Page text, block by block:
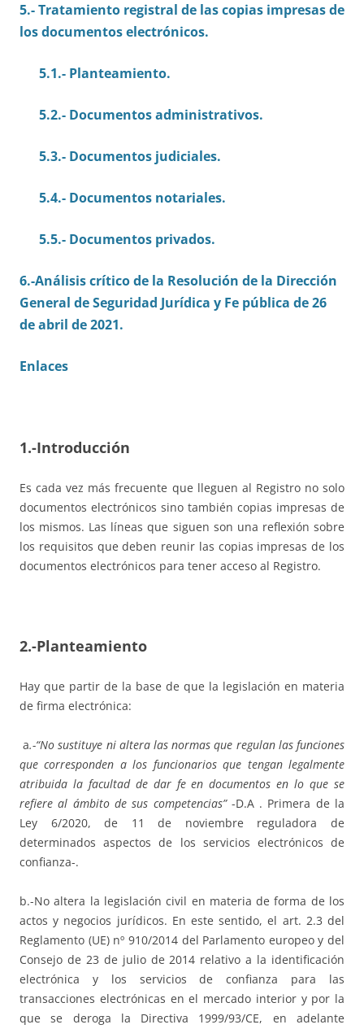
5.- Tratamiento registral de las copias impresas de
los documentos electrónicos.
5.1.- Planteamiento.
5.2.- Documentos administrativos.
5.3.- Documentos judiciales.
5.4.- Documentos notariales.
5.5.- Documentos privados.
6.-Análisis crítico de la Resolución de la Dirección
General de Seguridad Jurídica y Fe pública de 26
de abril de 2021.
Enlaces
1.-Introducción
Es cada vez más frecuente que lleguen al Registro no solo
documentos electrónicos sino también copias impresas de
los mismos. Las líneas que siguen son una reflexión sobre
los requisitos que deben reunir las copias impresas de los
documentos electrónicos para tener acceso al Registro.
2.-Planteamiento
Hay que partir de la base de que la legislación en materia
de firma electrónica:
a.-“No sustituye ni altera las normas que regulan las funciones
que corresponden a los funcionarios que tengan legalmente
atribuida la facultad de dar fe en documentos en lo que se
refiere al ámbito de sus competencias”-D.A . Primera de la
Ley 6/2020, de 11 de noviembre reguladora de
determinados aspectos de los servicios electrónicos de
confianza-.
b.-No altera la legislación civil en materia de forma de los
actos y negocios jurídicos. En este sentido, el art. 2.3 del
Reglamento (UE) nº 910/2014 del Parlamento europeo y del
Consejo de 23 de julio de 2014 relativo a la identificación
electrónica y los servicios de confianza para las
transacciones electrónicas en el mercado interior y por la
que se deroga la Directiva 1999/93/CE, en adelante